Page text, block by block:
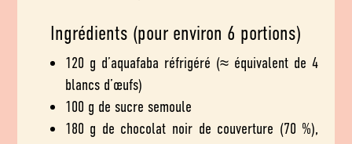
Ingrédients (pour environ 6 portions)
120 g d’aquafaba réfrigéré (≈ équivalent de 4
blancs d’œufs)
100 g de sucre semoule
180 g de chocolat noir de couverture (70 %),